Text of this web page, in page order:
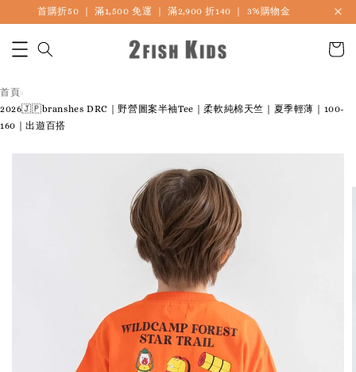
🎏 LINE海外連線社團開放加入中
首頁›
2026🇯🇵branshes DRC｜野營圖案半袖Tee｜柔軟純棉天竺｜夏季輕薄｜100-
160｜出遊百搭